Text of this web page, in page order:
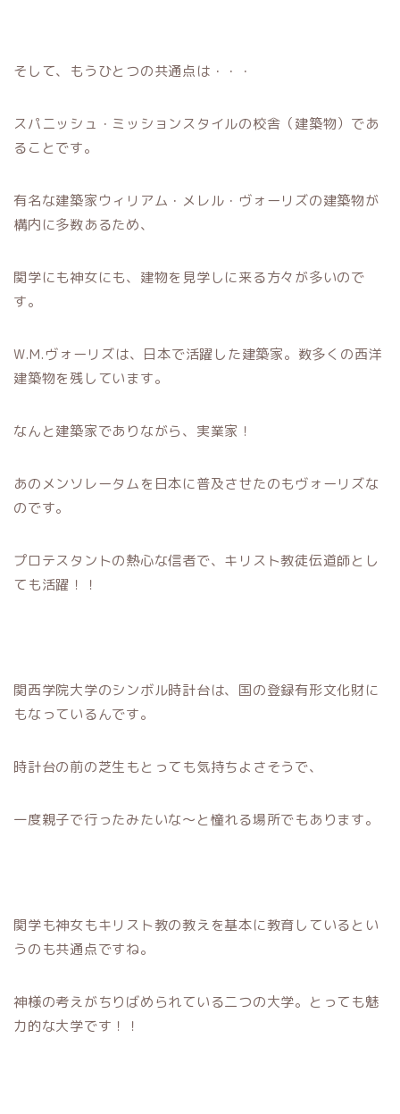
そして、もうひとつの共通点は・・・
スパニッシュ・ミッションスタイルの校舎（建築物）であ
ることです。
有名な建築家ウィリアム・メレル・ヴォーリズの建築物が
構内に多数あるため、
関学にも神女にも、建物を見学しに来る方々が多いので
す。
W.M.ヴォーリズは、日本で活躍した建築家。数多くの西洋
建築物を残しています。
なんと建築家でありながら、実業家！
あのメンソレータムを日本に普及させたのもヴォーリズな
のです。
プロテスタントの熱心な信者で、キリスト教徒伝道師とし
ても活躍！！
関西学院大学のシンボル時計台は、国の登録有形文化財に
もなっているんです。
時計台の前の芝生もとっても気持ちよさそうで、
一度親子で行ったみたいな～と憧れる場所でもあります。
関学も神女もキリスト教の教えを基本に教育しているとい
うのも共通点ですね。
神様の考えがちりばめられている二つの大学。とっても魅
力的な大学です！！